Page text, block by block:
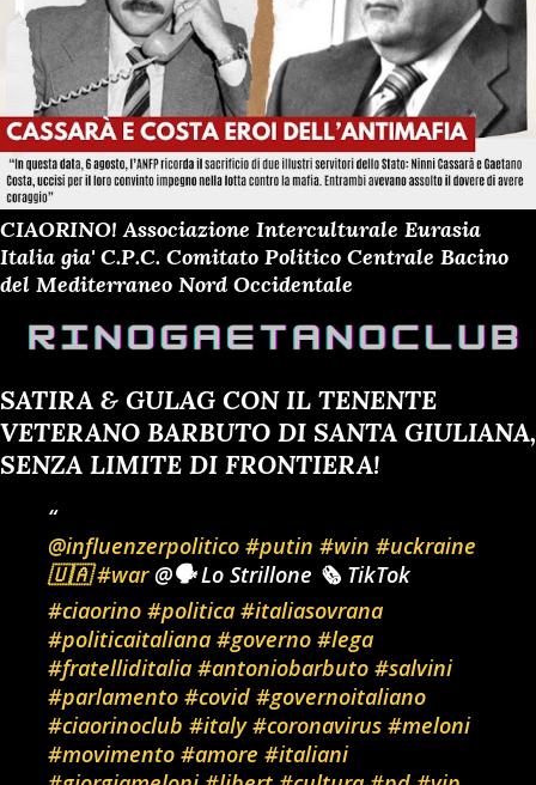
CIAORINO! Associazione Interculturale Eurasia
Italia gia' C.P.C. Comitato Politico Centrale Bacino
del Mediterraneo Nord Occidentale
SATIRA & GULAG CON IL TENENTE
VETERANO BARBUTO DI SANTA GIULIANA,
SENZA LIMITE DI FRONTIERA!
@influenzerpolitico #putin #win #uckraine
🇺🇦 #war@🗣️ Lo Strillone 🗞️ TikTok
#ciaorino #politica #italiasovrana
#politicaitaliana #governo #lega
#fratelliditalia #antoniobarbuto #salvini
#parlamento #covid #governoitaliano
#ciaorinoclub #italy #coronavirus #meloni
#movimento #amore #italiani